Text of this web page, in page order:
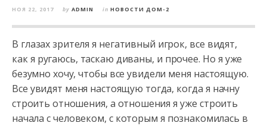
НОЯ 22, 2017 by ADMIN in НОВОСТИ ДОМ-2
В глазах зрителя я негативный игрок, все видят,
как я ругаюсь, таскаю диваны, и прочее. Но я уже
безумно хочу, чтобы все увидели меня настоящую.
Все увидят меня настоящую тогда, когда я начну
строить отношения, а отношения я уже строить
начала с человеком, с которым я познакомилась в